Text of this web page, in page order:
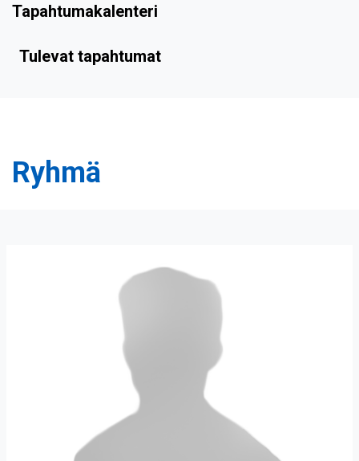
Tapahtumakalenteri
Tulevat tapahtumat
Ryhmä